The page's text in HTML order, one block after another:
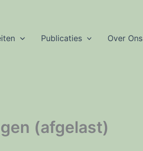
Publicaties Over Ons
(afgelast)